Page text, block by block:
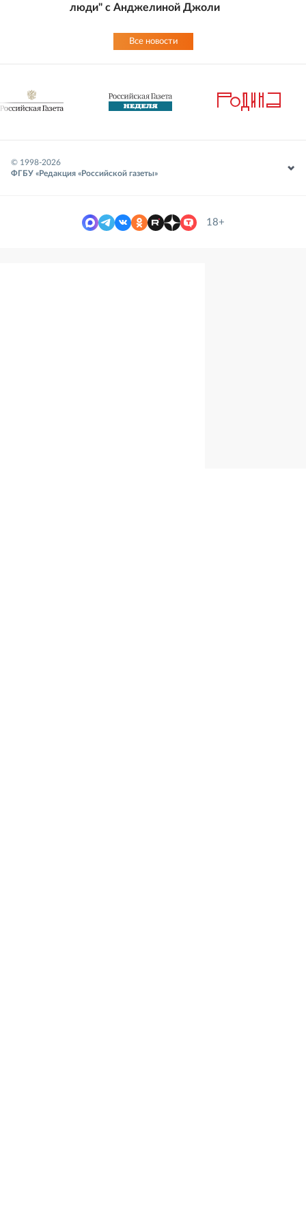
люди" с Анджелиной Джоли
Все новости
© 1998-2026
ФГБУ «Редакция «Российской газеты»
18+